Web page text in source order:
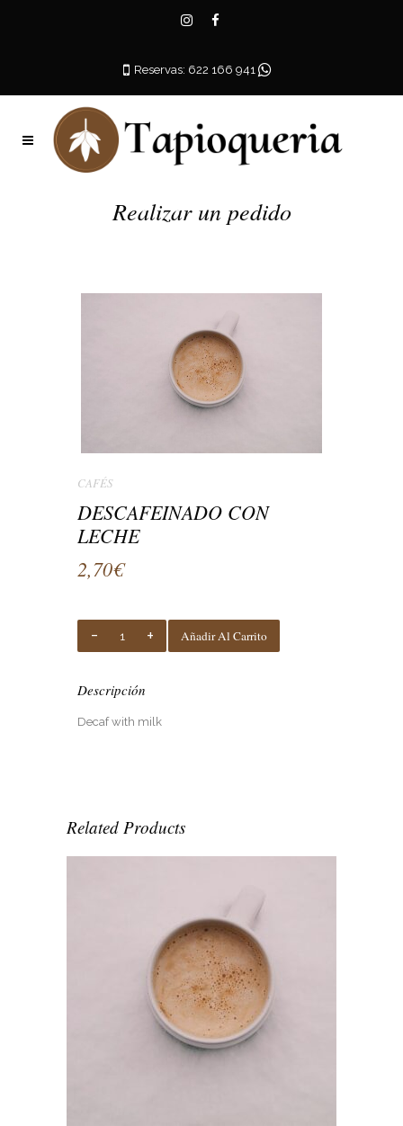
Reservas: 622 166 941
Realizar un pedido
CAFÉS
DESCAFEINADO CON
LECHE
2,70€
DESCAFEINADO
CON
Añadir Al Carrito
Descripción
Decaf with milk
Related Products